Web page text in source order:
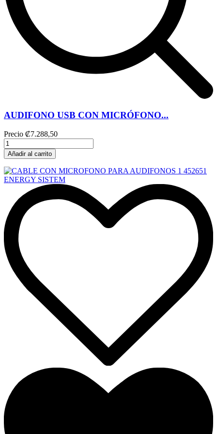
AUDIFONO USB CON MICRÓFONO...
Precio ₡7.288,50
Añadir al carrito